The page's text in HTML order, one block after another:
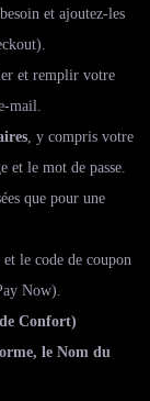
et ajoutez-les
et remplir votre
mail.
, y compris votre
et le mot de passe.
que pour une
le code de coupon
Now).
Confort)
le Nom du